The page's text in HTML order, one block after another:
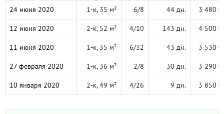
24 июня 2020 1-к, 35 м² 6/8 44 дн. 3 480
12 июня 2020 2-к, 52 м² 4/10 143 дн. 4 500
11 июня 2020 1-к, 35 м² 6/32 43 дн. 3 530
27 февраля 2020 1-к, 36 м² 2/8 30 дн. 3 290
10 января 2020 2-к, 49 м² 4/26 9 дн. 3 850